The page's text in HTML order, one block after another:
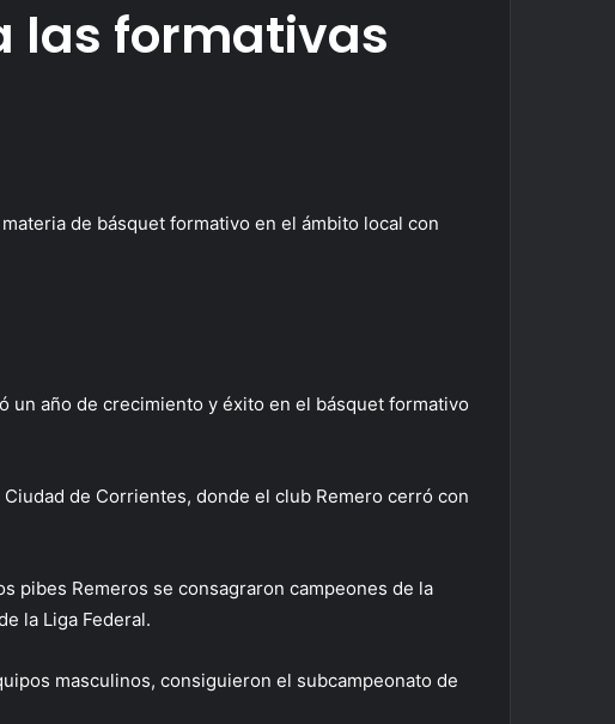
las formativas
de básquet formativo en el ámbito local con
un año de crecimiento y éxito en el básquet formativo
de Corrientes, donde el club Remero cerró con
pibes Remeros se consagraron campeones de la
la Liga Federal.
masculinos, consiguieron el subcampeonato de